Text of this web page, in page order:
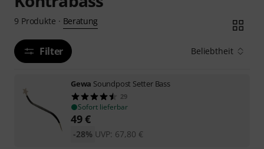
9 Produkte · Beratung
Filter Beliebtheit
Gewa Soundpost Setter Bass
29
Sofort lieferbar
49€
UVP: 67,80 €
-28%